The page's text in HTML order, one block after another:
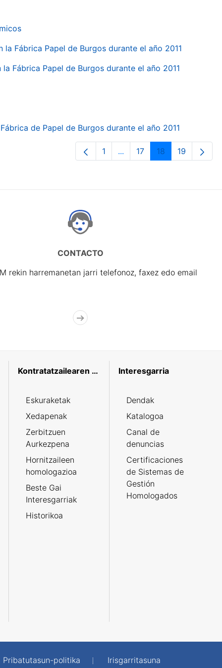
Fábrica Papel de Burgos durante el año 2011
Fábrica Papel de Burgos durante el año 2011
de Papel de Burgos durante el año 2011
Orrialdea
1 ...Intermediate Pages Use
Orrialdea
17 Orrialdea
18 Orrialdea
19
CONTACTO
rekin harremanetan jarri telefonoz, faxez edo email
Kontratatzailearen profila
Eskuraketak
Xedapenak
Zerbitzuen
Aurkezpena
Hornitzaileen
homologazioa
Beste Gai
Interesgarriak
Historikoa
Interesgarria
Dendak
Katalogoa
Canal de
denuncias
Certificaciones
de Sistemas de
Gestión
Homologados
Pribatutasun-politika Irisgarritasuna